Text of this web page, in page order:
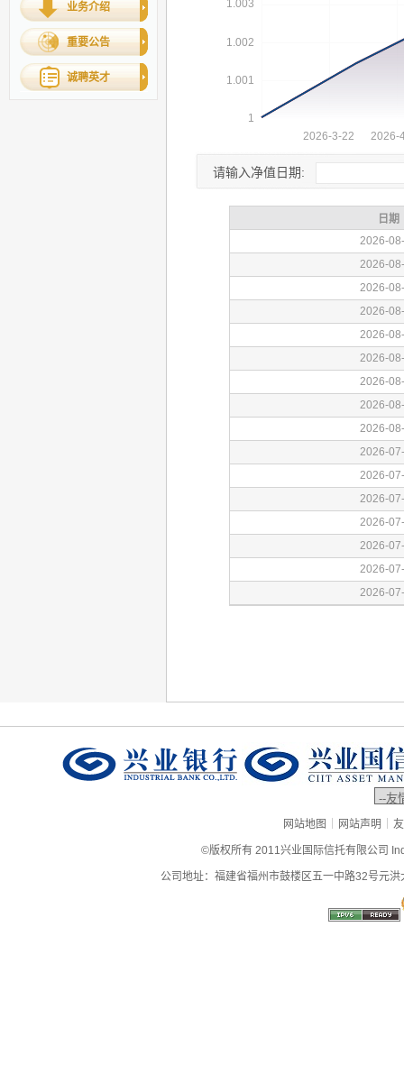
业务介绍
重要公告
诚聘英才
请输入净值日期:
网站地图 | 网站声明 |
©版权所有 2011兴业国际信托有限公司
公司地址：福建省福州市鼓楼区五一中路32号元